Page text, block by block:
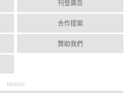
刊登廣告
合作提案
贊助我們
Mobile